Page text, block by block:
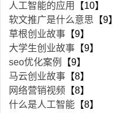
人工智能的应用
【10】
软文推广是什么意思 【9】
草根创业故事 【9】
大学生创业故事 【9】
seo优化案例
【9】
马云创业故事 【8】
网络营销视频 【8】
什么是人工智能 【8】